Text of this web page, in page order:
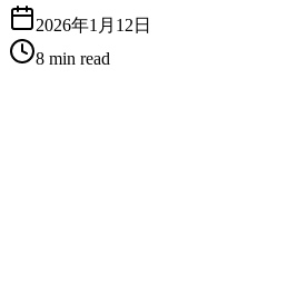
2026年1月12日
8 min read